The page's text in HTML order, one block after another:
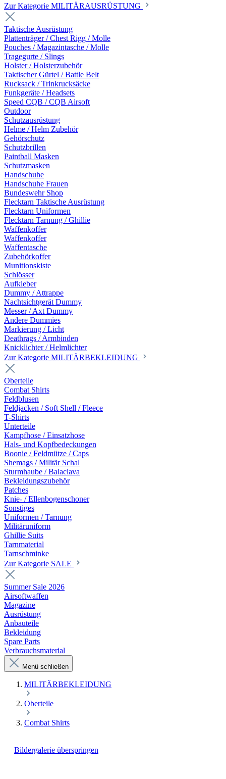
Zur Kategorie MILITÄRAUSRÜSTUNG
Taktische Ausrüstung
Plattenträger / Chest Rigg / Molle
Pouches / Magazintasche / Molle
Tragegurte / Slings
Holster / Holsterzubehör
Taktischer Gürtel / Battle Belt
Rucksack / Trinkrucksäcke
Funkgeräte / Headsets
Speed CQB / CQB Airsoft
Outdoor
Schutzausrüstung
Helme / Helm Zubehör
Gehörschutz
Schutzbrillen
Paintball Masken
Schutzmasken
Handschuhe
Handschuhe Frauen
Bundeswehr Shop
Flecktarn Taktische Ausrüstung
Flecktarn Uniformen
Flecktarn Tarnung / Ghillie
Waffenkoffer
Waffenkoffer
Waffentasche
Zubehörkoffer
Munitionskiste
Schlösser
Aufkleber
Dummy / Attrappe
Nachtsichtgerät Dummy
Messer / Axt Dummy
Andere Dummies
Markierung / Licht
Deathrags / Armbinden
Knicklichter / Helmlichter
Zur Kategorie MILITÄRBEKLEIDUNG
Oberteile
Combat Shirts
Feldblusen
Feldjacken / Soft Shell / Fleece
T-Shirts
Unterteile
Kampfhose / Einsatzhose
Hals- und Kopfbedeckungen
Boonie / Feldmütze / Caps
Shemags / Militär Schal
Sturmhaube / Balaclava
Bekleidungszubehör
Patches
Knie- / Ellenbogenschoner
Sonstiges
Uniformen / Tarnung
Militäruniform
Ghillie Suits
Tarnmaterial
Tarnschminke
Zur Kategorie SALE
Summer Sale 2026
Airsoftwaffen
Magazine
Ausrüstung
Anbauteile
Bekleidung
Spare Parts
Verbrauchsmaterial
Menü schließen
MILITÄRBEKLEIDUNG
Oberteile
Combat Shirts
Bildergalerie überspringen